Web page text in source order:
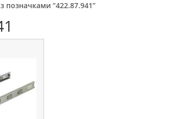
позначками “422.87.941”